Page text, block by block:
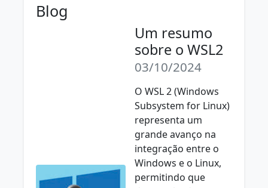
Blog
Um resumo
sobre o WSL2
03/10/2024
O WSL 2 (Windows
Subsystem for Linux)
representa um
grande avanço na
integração entre o
Windows e o Linux,
permitindo que